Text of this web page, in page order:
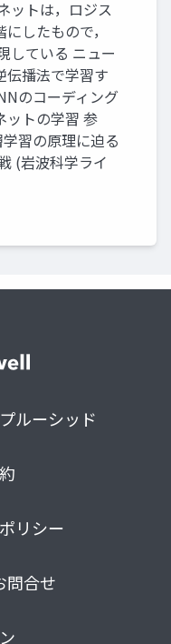
ットは，ロジス
したもので，
している ニュー
伝播法で学習す
のコーディング
ットの学習 参
習の原理に迫る
(岩波科学ライ
ルーシッド
リシー
問合せ